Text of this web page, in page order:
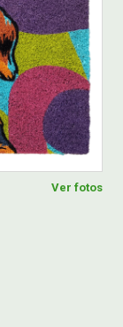
Ver fotos